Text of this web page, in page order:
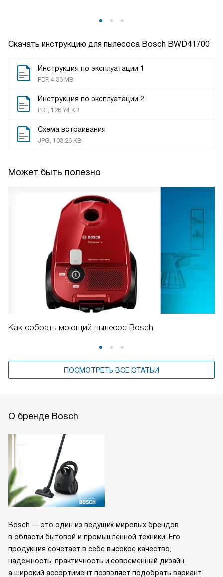
Скачать инструкцию для пылесоса Bosch BWD41700
Инструкция по эксплуатации 1
PDF, 4.33 MB
Инструкция по эксплуатации 2
PDF, 128.74 KB
Схема встраивания
JPG, 103.26 KB
Может быть полезно
Как собрать моющий пылесос Bosch
ПОСМОТРЕТЬ ВСЕ СТАТЬИ
О бренде Bosch
Bosch — это один из ведущих мировых брендов
в области бытовой и промышленной техники. Его
продукция сочетает в себе высокое качество,
надежность, практичность и современный дизайн,
а широкий ассортимент позволяет подобрать вариант,